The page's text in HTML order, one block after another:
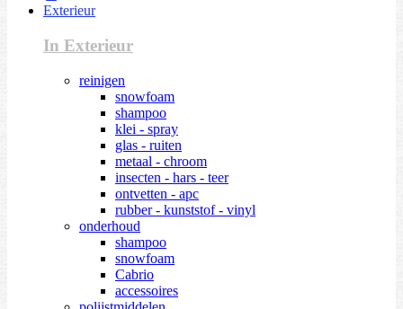
Exterieur
In Exterieur
reinigen
snowfoam
shampoo
klei - spray
glas - ruiten
metaal - chroom
insecten - hars - teer
ontvetten - apc
rubber - kunststof - vinyl
onderhoud
shampoo
snowfoam
Cabrio
accessoires